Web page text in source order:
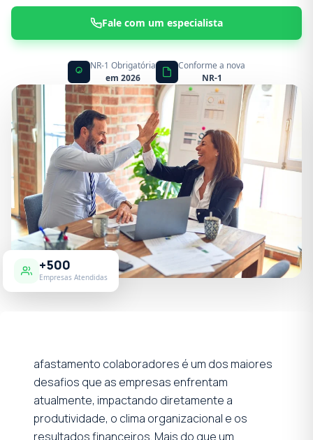
Fale com um especialista
NR-1 Obrigatória
em 2026
Conforme a nova
NR-1
+500
Empresas Atendidas
afastamento colaboradores é um dos maiores
desafios que as empresas enfrentam
atualmente, impactando diretamente a
produtividade, o clima organizacional e os
resultados financeiros. Mais do que um